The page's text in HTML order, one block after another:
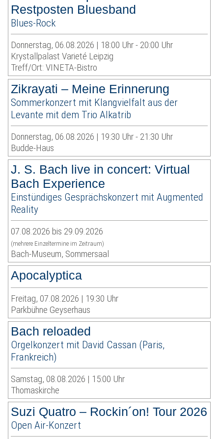
Restposten Bluesband
Blues-Rock
Donnerstag, 06.08.2026 | 18:00 Uhr - 20:00 Uhr
Krystallpalast Varieté Leipzig
Treff/Ort: VINETA-Bistro
Zikrayati – Meine Erinnerung
Sommerkonzert mit Klangvielfalt aus der
Levante mit dem Trio Alkatrib
Donnerstag, 06.08.2026 | 19:30 Uhr - 21:30 Uhr
Budde-Haus
J. S. Bach live in concert: Virtual
Bach Experience
Einstündiges Gesprächskonzert mit Augmented
Reality
07.08.2026 bis 29.09.2026
(mehrere Einzeltermine im Zeitraum)
Bach-Museum, Sommersaal
Apocalyptica
Freitag, 07.08.2026 | 19:30 Uhr
Parkbühne Geyserhaus
Bach reloaded
Orgelkonzert mit David Cassan (Paris,
Frankreich)
Samstag, 08.08.2026 | 15:00 Uhr
Thomaskirche
Suzi Quatro – Rockin´on! Tour 2026
Open Air-Konzert